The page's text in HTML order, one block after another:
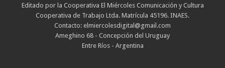
Editado por la Cooperativa El Miércoles Comunicación y Cultura
Cooperativa de Trabajo Ltda. Matrícula 45196. INAES.
Contacto: elmiercolesdigital@gmail.com
Ameghino 68 - Concepción del Uruguay
Entre Ríos - Argentina